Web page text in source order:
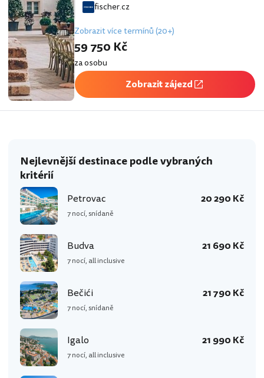
fischer.cz
Zobrazit více termínů (20+)
59 750 Kč
za osobu
Zobrazit zájezd
Nejlevnější destinace podle vybraných
kritérií
Petrovac
7 nocí, snídaně
20 290 Kč
Budva
7 nocí, all inclusive
21 690 Kč
Bečići
7 nocí, snídaně
21 790 Kč
Igalo
7 nocí, all inclusive
21 990 Kč